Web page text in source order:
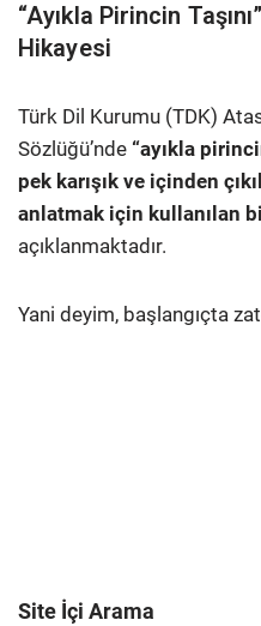
“Ayıkla Pirincin
Hikayesi
Türk Dil Kurumu (TDK)
Sözlüğü’nde “ayıkla
pek karışık ve içinden
anlatmak için kullanılan
açıklanmaktadır.
Yani deyim, başlangıçta
Site İçi Arama